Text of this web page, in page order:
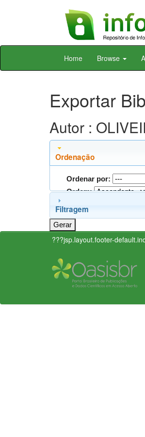
Skip
Home Browse
Exportar
Autor :
Ordenação
Ordenar por:
Ordem:
Filtragem
???jsp.layout.footer-